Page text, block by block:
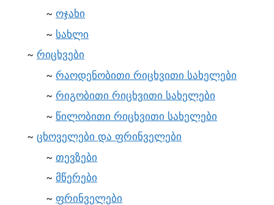
ოჯახი
სახლი
რიცხვები
რაოდენობითი რიცხვითი სახელები
რიგობითი რიცხვითი სახელები
წილობითი რიცხვითი სახელები
ცხოველები და ფრინველები
თევზები
მწერები
ფრინველები